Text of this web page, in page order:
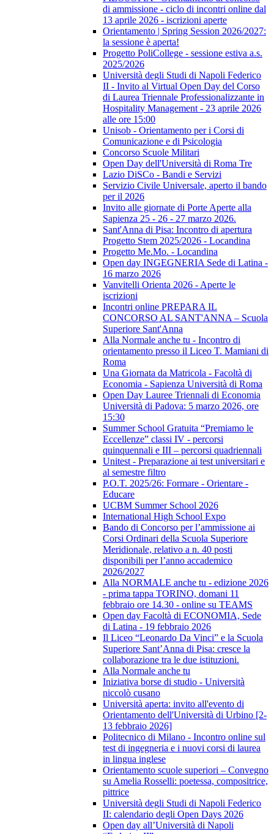
di ammissione - ciclo di incontri online dal
13 aprile 2026 - iscrizioni aperte
Orientamento | Spring Session 2026/2027:
la sessione è aperta!
Progetto PoliCollege - sessione estiva a.s.
2025/2026
Università degli Studi di Napoli Federico
II - Invito al Virtual Open Day del Corso
di Laurea Triennale Professionalizzante in
Hospitality Management - 23 aprile 2026
alle ore 15:00
Unisob - Orientamento per i Corsi di
Comunicazione e di Psicologia
Concorso Scuole Militari
Open Day dell'Università di Roma Tre
Lazio DiSCo - Bandi e Servizi
Servizio Civile Universale, aperto il bando
per il 2026
Invito alle giornate di Porte Aperte alla
Sapienza 25 - 26 - 27 marzo 2026.
Sant'Anna di Pisa: Incontro di apertura
Progetto Stem 2025/2026 - Locandina
Progetto Me.Mo. - Locandina
Open day INGEGNERIA Sede di Latina -
16 marzo 2026
Vanvitelli Orienta 2026 - Aperte le
iscrizioni
Incontri online PREPARA IL
CONCORSO AL SANT'ANNA – Scuola
Superiore Sant'Anna
Alla Normale anche tu - Incontro di
orientamento presso il Liceo T. Mamiani di
Roma
Una Giornata da Matricola - Facoltà di
Economia - Sapienza Università di Roma
Open Day Lauree Triennali di Economia
Università di Padova: 5 marzo 2026, ore
15:30
Summer School Gratuita “Premiamo le
Eccellenze” classi IV - percorsi
quinquennali e III – percorsi quadriennali
Unitest - Preparazione ai test universitari e
al semestre filtro
P.O.T. 2025/26: Formare - Orientare -
Educare
UCBM Summer School 2026
International High School Expo
Bando di Concorso per l’ammissione ai
Corsi Ordinari della Scuola Superiore
Meridionale, relativo a n. 40 posti
disponibili per l’anno accademico
2026/2027
Alla NORMALE anche tu - edizione 2026
- prima tappa TORINO, domani 11
febbraio ore 14.30 - online su TEAMS
Open day Facoltà di ECONOMIA, Sede
di Latina - 19 febbraio 2026
Il Liceo “Leonardo Da Vinci” e la Scuola
Superiore Sant’Anna di Pisa: cresce la
collaborazione tra le due istituzioni.
Alla Normale anche tu
Iniziativa borse di studio - Università
niccolò cusano
Università aperta: invito all'evento di
Orientamento dell'Università di Urbino [2-
13 febbraio 2026]
Politecnico di Milano - Incontro online sul
test di ingegneria e i nuovi corsi di laurea
in lingua inglese
Orientamento scuole superiori – Convegno
su Amelia Rosselli: poetessa, compositrice,
pittrice
Università degli Studi di Napoli Federico
II: calendario degli Open Days 2026
Open day all’Università di Napoli